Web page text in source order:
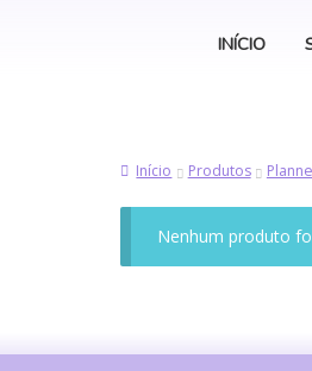
INÍCIO
Início Produtos
Nenhum produto